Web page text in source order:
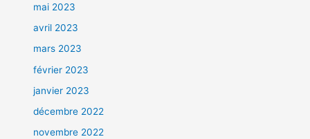
mai 2023
avril 2023
mars 2023
février 2023
janvier 2023
décembre 2022
novembre 2022